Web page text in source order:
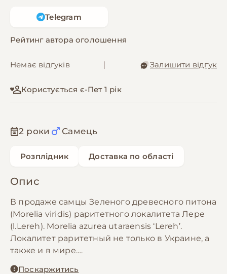
Telegram
Рейтинг автора оголошення
Немає відгуків Залишити відгук
Користується є-Пет 1 рік
2 роки Самець
Розплідник Доставка по області
Опис
В продаже самцы Зеленого древесного питона
(Morelia viridis) раритетного локалитета Лере
(l.Lereh). Morelia azurea utaraensis ‘Lereh’.
Локалитет раритетный не только в Украине, а
также и в мире.
Поскаржитись